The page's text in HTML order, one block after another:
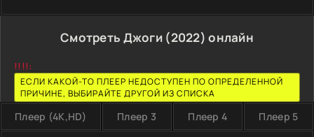
Смотреть Джоги (2022) онлайн
!!!!:
ЕСЛИ КАКОЙ-ТО ПЛЕЕР НЕДОСТУПЕН ПО ОПРЕДЕЛЕННОЙ
ПРИЧИНЕ, ВЫБИРАЙТЕ ДРУГОЙ ИЗ СПИСКА
Плеер (4K,HD) Плеер 3 Плеер 4 Плеер 5